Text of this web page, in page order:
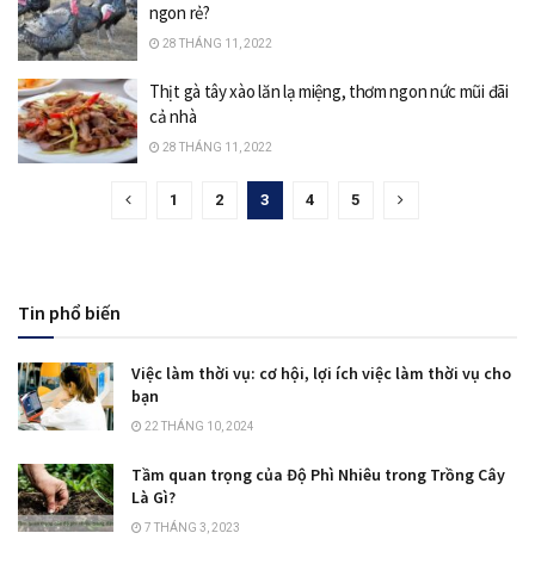
ngon rẻ?
28 THÁNG 11, 2022
Thịt gà tây xào lăn lạ miệng, thơm ngon nức mũi đãi
cả nhà
28 THÁNG 11, 2022
1 2 3 4 5
Tin phổ biến
Việc làm thời vụ: cơ hội, lợi ích việc làm thời vụ cho
bạn
22 THÁNG 10, 2024
Tầm quan trọng của Độ Phì Nhiêu trong Trồng Cây
Là Gì?
7 THÁNG 3, 2023